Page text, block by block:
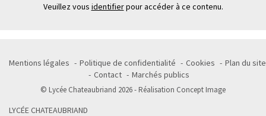
Veuillez vous identifierpour accéder à ce contenu.
Mentions légales Politique de confidentialité Cookies
Plan du site
Contact
Marchés publics
© Lycée Chateaubriand 2026 - Réalisation Concept Image
LYCÉE CHATEAUBRIAND